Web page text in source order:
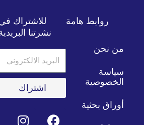
روابط هامة
من نحن
سياسة
الخصوصية
أوراق بحثية
للاشتراك
نشرتنا
البريد
الالكتروني
اشتراك
F
I
T
T
Y
E